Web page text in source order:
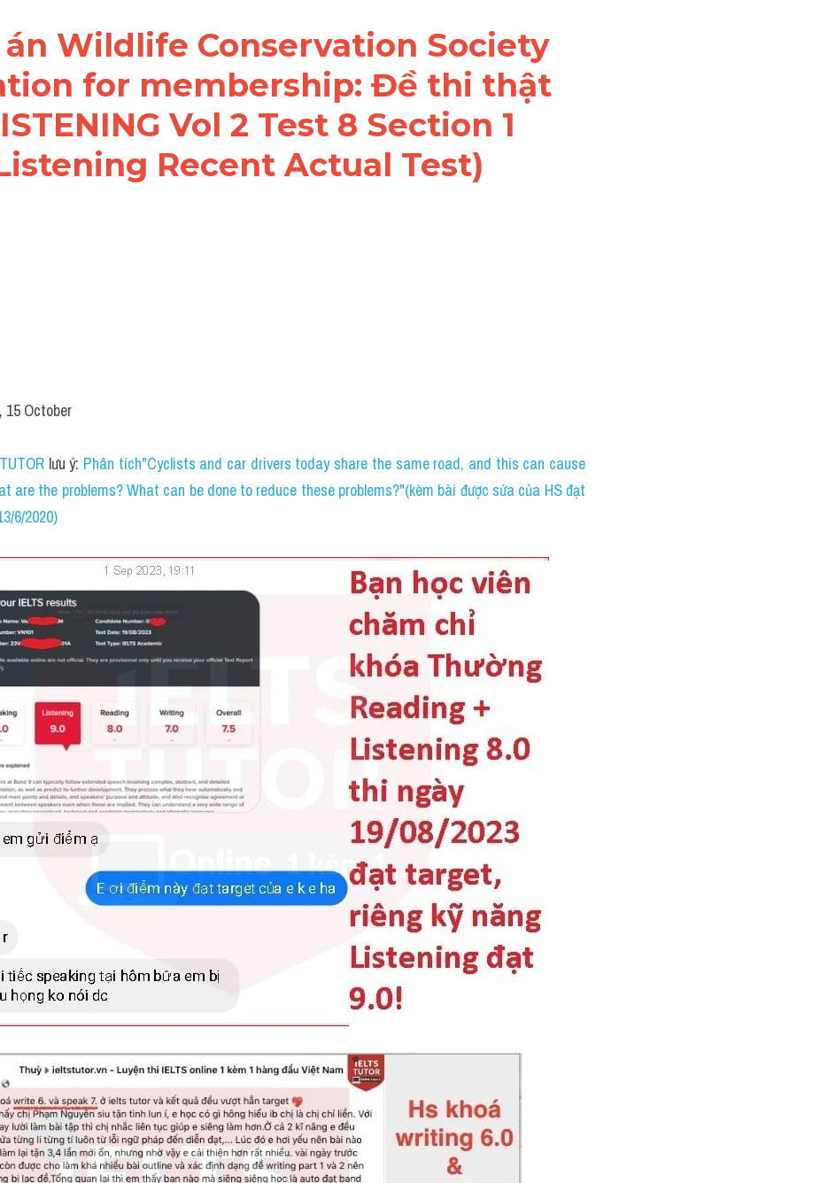
Wildlife Conservation Society
for membership: Đề thi thật
Vol 2 Test 8 Section 1
Recent Actual Test)
15 October
lưu ý: Phân tích"Cyclists and car drivers today share the same road, and this can cause
are the problems? What can be done to reduce these problems?"(kèm bài được sửa của HS đạt
6/2020)